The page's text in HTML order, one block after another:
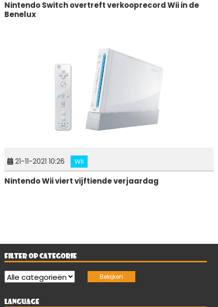
Nintendo Switch overtreft verkooprecord Wii in de
Benelux
21-11-2021 10:26 WII
Nintendo Wii viert vijftiende verjaardag
FILTER OP CATEGORIE
LANGUAGE